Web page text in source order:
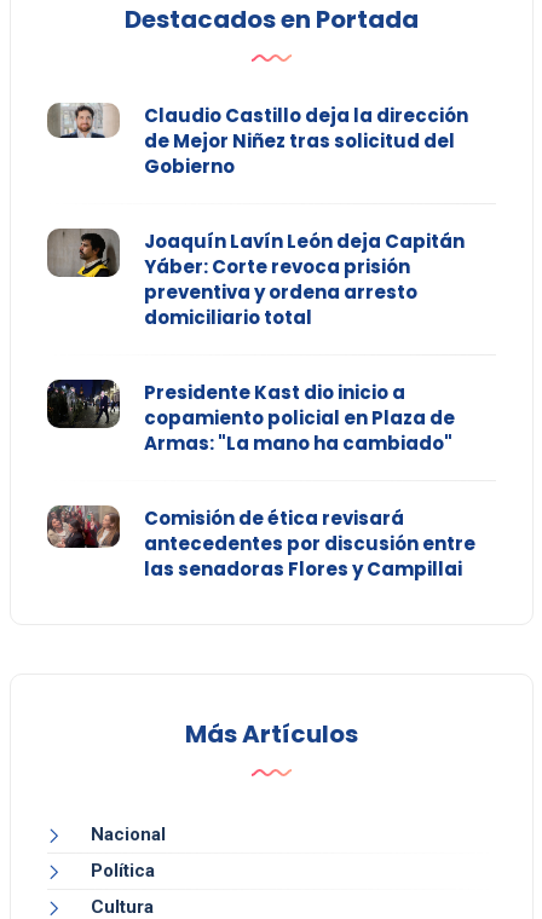
Destacados en Portada
Claudio Castillo deja la dirección
de Mejor Niñez tras solicitud del
Gobierno
Joaquín Lavín León deja Capitán
Yáber: Corte revoca prisión
preventiva y ordena arresto
domiciliario total
Presidente Kast dio inicio a
copamiento policial en Plaza de
Armas: "La mano ha cambiado"
Comisión de ética revisará
antecedentes por discusión entre
las senadoras Flores y Campillai
Más Artículos
Nacional
Política
Cultura